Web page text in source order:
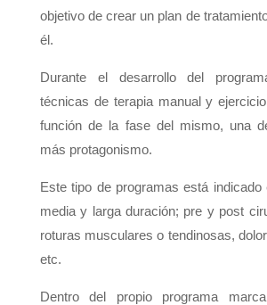
objetivo de crear un plan de
él.
Durante el desarrollo del
técnicas de terapia manual y
función de la fase del mismo, una
más protagonismo.
Este tipo de programas está
media y larga duración; pre y post
roturas musculares o tendinosas,
etc.
Dentro del propio programa